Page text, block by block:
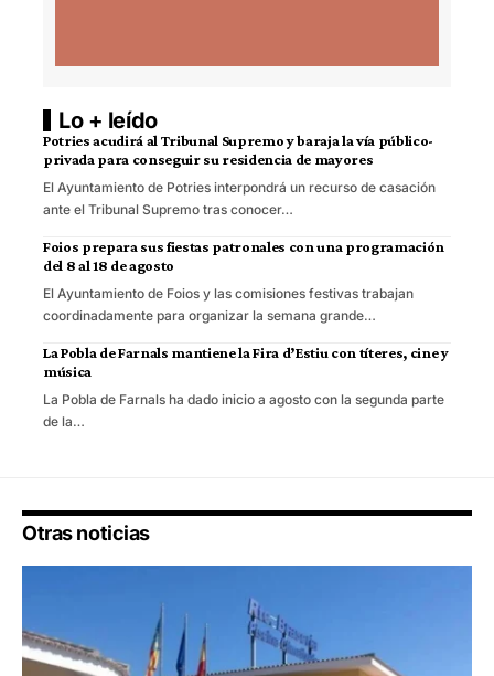
Lo + leído
Potries acudirá al Tribunal Supremo y baraja la vía público-
privada para conseguir su residencia de mayores
El Ayuntamiento de Potries interpondrá un recurso de casación
ante el Tribunal Supremo tras conocer…
Foios prepara sus fiestas patronales con una programación
del 8 al 18 de agosto
El Ayuntamiento de Foios y las comisiones festivas trabajan
coordinadamente para organizar la semana grande…
La Pobla de Farnals mantiene la Fira d’Estiu con títeres, cine y
música
La Pobla de Farnals ha dado inicio a agosto con la segunda parte
de la…
Otras noticias